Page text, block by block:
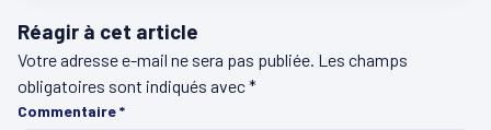
Réagir à cet article
Votre adresse e-mail ne sera pas publiée. Les champs
obligatoires sont indiqués avec*
Commentaire*